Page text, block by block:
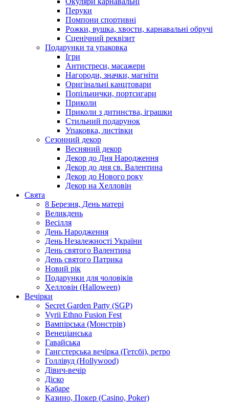
Перуки
Помпони спортивні
Рожки, вушка, хвости, карнавальні обручі
Сценічний реквізит
Подарунки та упаковка
Ігри
Антистреси, масажери
Нагороди, значки, магніти
Оригінальні канцтовари
Попільнички, портсигари
Приколи
Приколи з дитинства, іграшки
Стильний подарунок
Упаковка, листівки
Сезонний декор
Весняний декор
Декор до Дня Народження
Декор до дня св. Валентина
Декор до Нового року
Декор на Хелловін
Свята
8 Березня, День матері
Великдень
Весілля
День Народження
День Незалежності України
День святого Валентина
День святого Патрика
Новий рік
Подарунки для чоловіків
Хелловін (Halloween)
Вечірки
Secret Garden Party (SGP)
Vyrii Ethno Fusion Fest
Вампірська (Монстрів)
Венеціанська
Гавайська
Гангстерська вечірка (Гетсбі), ретро
Голлівуд (Hollywood)
Дівич-вечір
Діско
Кабаре
Казино, Покер (Casino, Poker)